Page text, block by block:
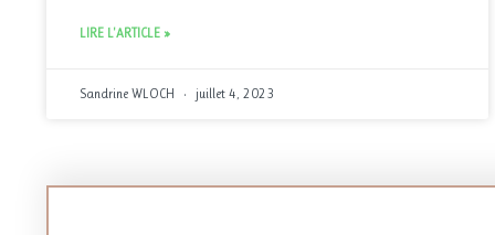
LIRE L'ARTICLE »
Sandrine WLOCH juillet 4, 2023